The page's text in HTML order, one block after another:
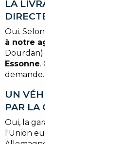
LA LIVRAISON EST-ELLE
DIRECTEMENT À
Oui. Selon l'option choisie, le
à notre agence de Paris
Dourdan) ou directement
Essonne. Cette option est à
demande.
UN VÉHICULE IMPORTÉ
PAR LA GARANTIE
Oui, la garantie constructeur
l'Union européenne. Un